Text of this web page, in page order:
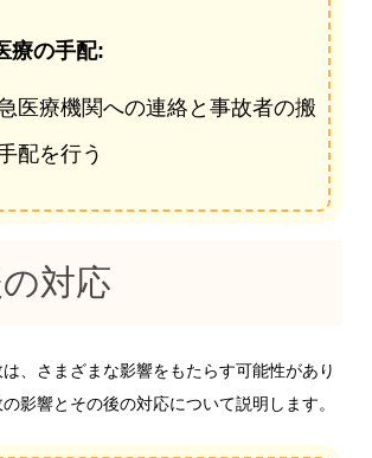
療の手配:
医療機関への連絡と事故者の搬
配を行う
対応
、さまざまな影響をもたらす可能性があり
影響とその後の対応について説明します。